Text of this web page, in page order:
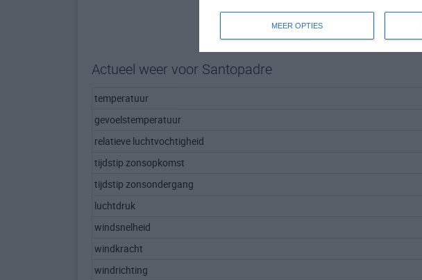
MEER OPTIES
Actueel weer voor Santopadre
temperatuur
gevoelstemperatuur
relatieve luchtvochtigheid
tijdstip zonsopkomst
tijdstip zonsondergang
luchtdruk
windsnelheid
windkracht
windrichting